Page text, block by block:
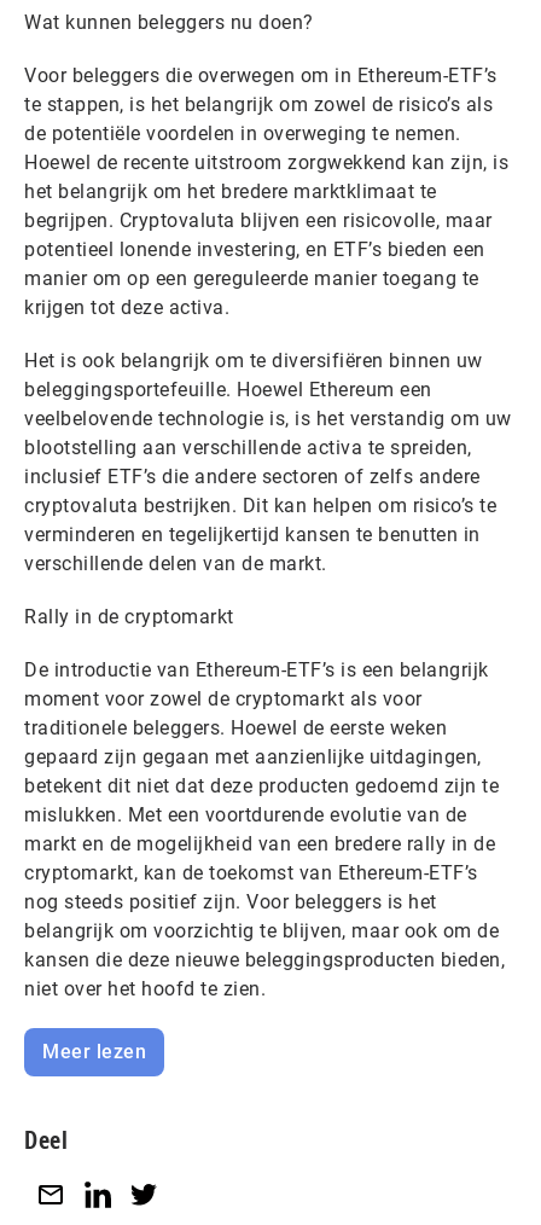
Wat kunnen beleggers nu doen?
Voor beleggers die overwegen om in Ethereum-ETF’s
te stappen, is het belangrijk om zowel de risico’s als
de potentiële voordelen in overweging te nemen.
Hoewel de recente uitstroom zorgwekkend kan zijn, is
het belangrijk om het bredere marktklimaat te
begrijpen. Cryptovaluta blijven een risicovolle, maar
potentieel lonende investering, en ETF’s bieden een
manier om op een gereguleerde manier toegang te
krijgen tot deze activa.
Het is ook belangrijk om te diversifiëren binnen uw
beleggingsportefeuille. Hoewel Ethereum een
veelbelovende technologie is, is het verstandig om uw
blootstelling aan verschillende activa te spreiden,
inclusief ETF’s die andere sectoren of zelfs andere
cryptovaluta bestrijken. Dit kan helpen om risico’s te
verminderen en tegelijkertijd kansen te benutten in
verschillende delen van de markt.
Rally in de cryptomarkt
De introductie van Ethereum-ETF’s is een belangrijk
moment voor zowel de cryptomarkt als voor
traditionele beleggers. Hoewel de eerste weken
gepaard zijn gegaan met aanzienlijke uitdagingen,
betekent dit niet dat deze producten gedoemd zijn te
mislukken. Met een voortdurende evolutie van de
markt en de mogelijkheid van een bredere rally in de
cryptomarkt, kan de toekomst van Ethereum-ETF’s
nog steeds positief zijn. Voor beleggers is het
belangrijk om voorzichtig te blijven, maar ook om de
kansen die deze nieuwe beleggingsproducten bieden,
niet over het hoofd te zien.
Meer lezen
Deel